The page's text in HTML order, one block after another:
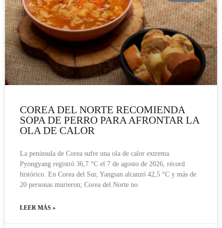
COREA DEL NORTE RECOMIENDA
SOPA DE PERRO PARA AFRONTAR LA
OLA DE CALOR
La península de Corea sufre una ola de calor extrema.
Pyongyang registró 36,7 °C el 7 de agosto de 2026, récord
histórico. En Corea del Sur, Yangsan alcanzó 42,5 °C y más de
20 personas murieron; Corea del Norte no
LEER MÁS »